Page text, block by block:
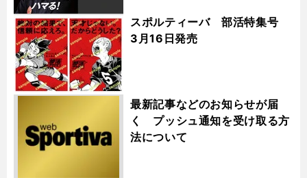
スポルティーバ 部活特集号
3月16日発売
最新記事などのお知らせが届
く プッシュ通知を受け取る方
法について